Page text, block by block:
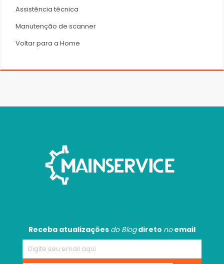
Assistência técnica
Manutenção de scanner
Voltar para a Home
Receba atualizações do Blogdireto noemail